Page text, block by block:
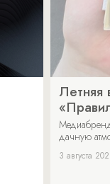
Летняя
дачную
3 августа